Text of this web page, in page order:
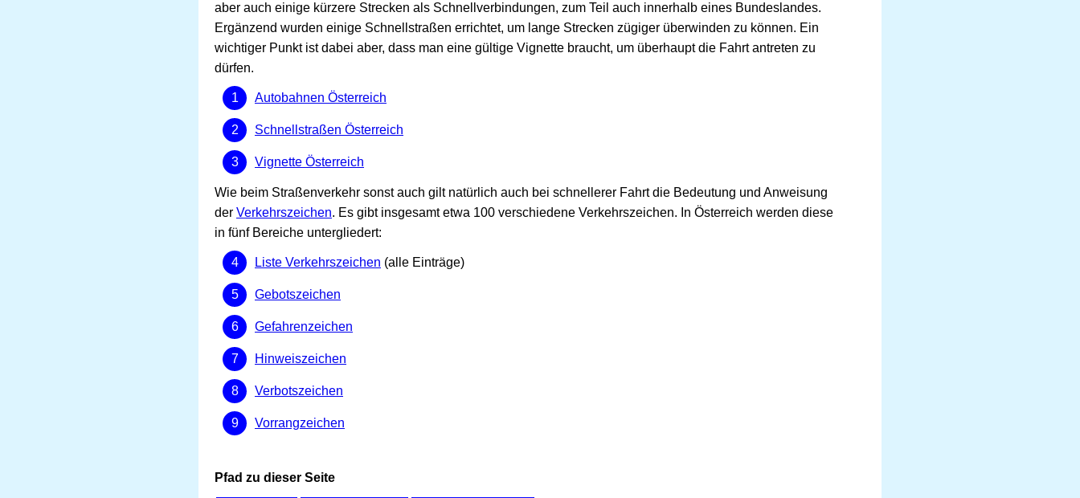
aber auch einige kürzere Strecken als Schnellverbindungen, zum Teil auch innerhalb eines Bundeslandes.
Ergänzend wurden einige Schnellstraßen errichtet, um lange Strecken zügiger überwinden zu können. Ein
wichtiger Punkt ist dabei aber, dass man eine gültige Vignette braucht, um überhaupt die Fahrt antreten zu
dürfen.
Autobahnen Österreich
Schnellstraßen Österreich
Vignette Österreich
Wie beim Straßenverkehr sonst auch gilt natürlich auch bei schnellerer Fahrt die Bedeutung und Anweisung
der Verkehrszeichen. Es gibt insgesamt etwa 100 verschiedene Verkehrszeichen. In Österreich werden diese
in fünf Bereiche untergliedert:
Liste Verkehrszeichen (alle Einträge)
Gebotszeichen
Gefahrenzeichen
Hinweiszeichen
Verbotszeichen
Vorrangzeichen
Pfad zu dieser Seite